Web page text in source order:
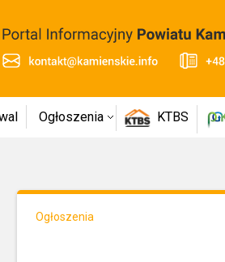
Ogłoszenia KTBS
Ogłoszenia